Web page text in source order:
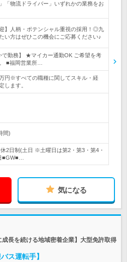
「物流ドライバー」いずれかの業務をお
】人柄・ポテンシャル重視の採用！◎九
い方はぜひこの機会にご応募ください♪
で勤務】 ★マイカー通勤OK ご希望を考
■福岡営業所…
円※すべての職種に関してスキル・経
します。
間)
休2日制(土日 ※土曜日は第2・第3・第4・
■GW■…
気になる
長を続ける地域密着企業】大型免許取得
ス運転手】